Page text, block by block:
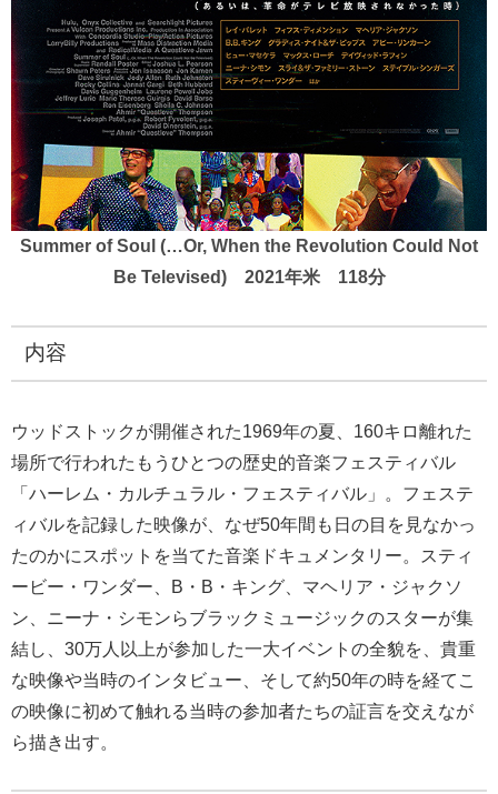
Summer of Soul (…Or, When the Revolution Could Not
Be Televised) 2021年米 118分
内容
ウッドストックが開催された1969年の夏、160キロ離れた
場所で行われたもうひとつの歴史的音楽フェスティバル
「ハーレム・カルチュラル・フェスティバル」。フェステ
ィバルを記録した映像が、なぜ50年間も日の目を見なかっ
たのかにスポットを当てた音楽ドキュメンタリー。スティ
ービー・ワンダー、B・B・キング、マヘリア・ジャクソ
ン、ニーナ・シモンらブラックミュージックのスターが集
結し、30万人以上が参加した一大イベントの全貌を、貴重
な映像や当時のインタビュー、そして約50年の時を経てこ
の映像に初めて触れる当時の参加者たちの証言を交えなが
ら描き出す。